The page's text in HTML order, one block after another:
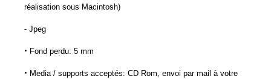
réalisation sous Macintosh)
- Jpeg
• Fond perdu: 5 mm
• Media / supports acceptés: CD Rom, envoi par mail à votre